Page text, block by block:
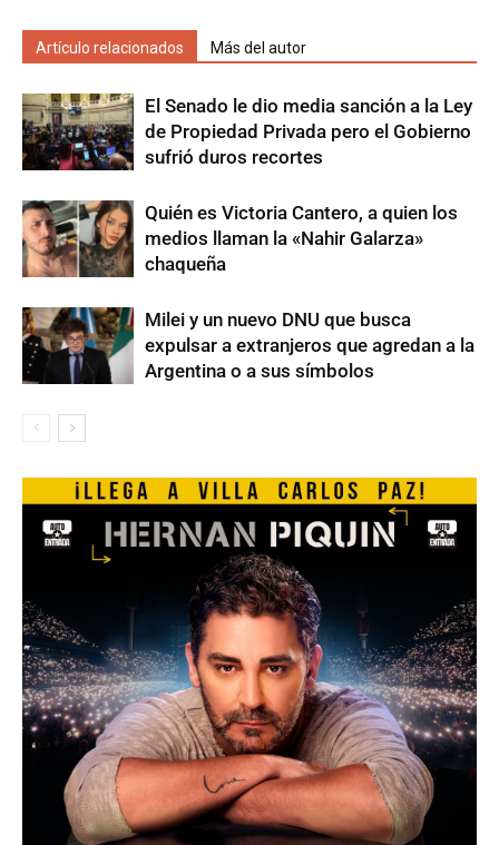
Artículo relacionados Más del autor
El Senado le dio media sanción a la Ley
de Propiedad Privada pero el Gobierno
sufrió duros recortes
Quién es Victoria Cantero, a quien los
medios llaman la «Nahir Galarza»
chaqueña
Milei y un nuevo DNU que busca
expulsar a extranjeros que agredan a la
Argentina o a sus símbolos